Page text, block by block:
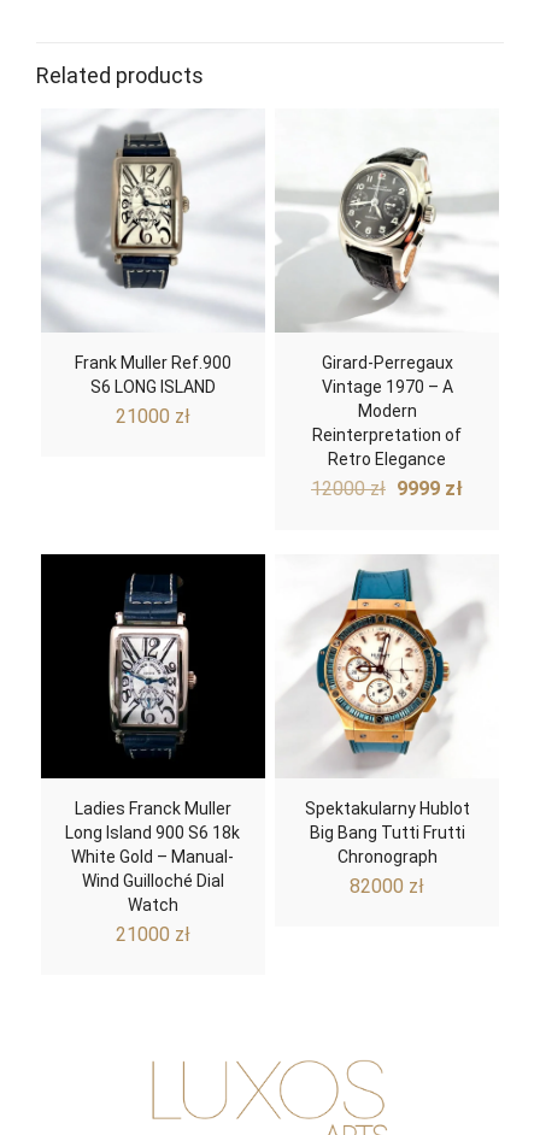
Related products
Frank Muller Ref.900
S6 LONG ISLAND
21000 zł
Girard-Perregaux
Vintage 1970 – A
Modern
Reinterpretation of
Retro Elegance
12000zł Original
12000 zł.
9999 złCurrent
Ladies Franck Muller
Long Island 900 S6 18k
White Gold – Manual-
Wind Guilloché Dial
Watch
21000 zł
Spektakularny Hublot
Big Bang Tutti Frutti
Chronograph
82000 zł